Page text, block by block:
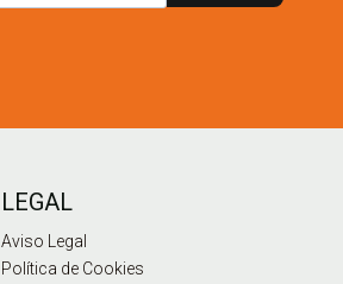
LEGAL
Aviso Legal
Política de Cookies